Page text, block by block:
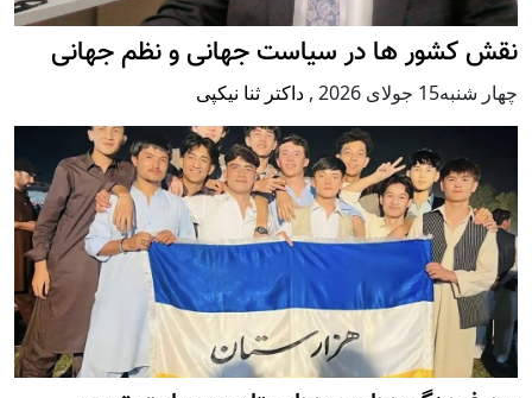
نقش کشور ها در سیاست جهانی و نظم جهانی
چهار شنبه15 جولای 2026 , داکتر ثنا نیکپی